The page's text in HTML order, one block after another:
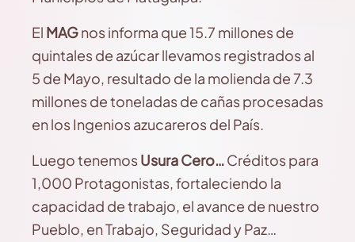
El MAGnos informa que 15.7 millones de
quintales de azúcar llevamos registrados al
5 de Mayo, resultado de la molienda de 7.3
millones de toneladas de cañas procesadas
en los Ingenios azucareros del País.
Luego tenemosUsura Cero…Créditos para
1,000 Protagonistas, fortaleciendo la
capacidad de trabajo, el avance de nuestro
Pueblo, en Trabajo, Seguridad y Paz…